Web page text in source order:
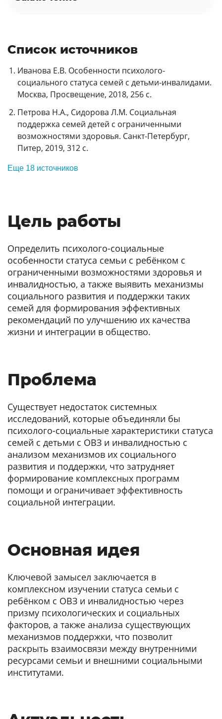
Список источников
Иванова Е.В. Особенности психолого-
социального статуса семей с детьми-инвалидами.
Москва, Просвещение, 2018, 256 с.
Петрова Н.А., Сидорова Л.М. Социальная
поддержка семей детей с ограниченными
возможностями здоровья. Санкт-Петербург,
Питер, 2019, 312 с.
Еще 18 источников
Цель работы
Определить психолого-социальные
особенности статуса семьи с ребёнком с
ограниченными возможностями здоровья и
инвалидностью, а также выявить механизмы
социального развития и поддержки таких
семей для формирования эффективных
рекомендаций по улучшению их качества
жизни и интеграции в общество.
Проблема
Существует недостаток системных
исследований, которые объединяли бы
психолого-социальные характеристики статуса
семей с детьми с ОВЗ и инвалидностью с
анализом механизмов их социального
развития и поддержки, что затрудняет
формирование комплексных программ
помощи и ограничивает эффективность
социальной интеграции.
Основная идея
Ключевой замысел заключается в
комплексном изучении статуса семьи с
ребёнком с ОВЗ и инвалидностью через
призму психологических и социальных
факторов, а также анализа существующих
механизмов поддержки, что позволит
раскрыть взаимосвязи между внутренними
ресурсами семьи и внешними социальными
институтами.